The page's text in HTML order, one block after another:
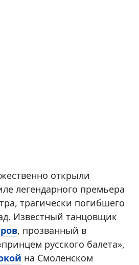
открыли
легендарного премьера
трагически погибшего
Известный танцовщик
, прозванный в
русского балета»,
на Смоленском